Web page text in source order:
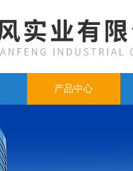
产品中心